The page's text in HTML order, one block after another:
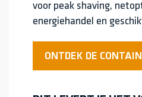
voor peak shaving,
energiehandel en
ONTDEK DE